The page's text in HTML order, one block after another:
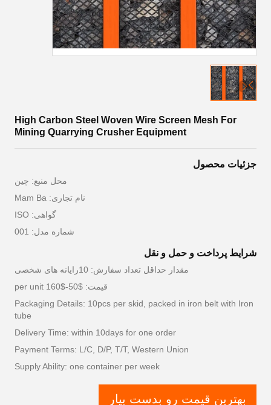
High Carbon Steel Woven Wire Screen Mesh For
Mining Quarrying Crusher Equipment
جزئیات محصول
محل منبع: چين
نام تجاری: Mam Ba
گواهی: ISO
شماره مدل: 001
شرایط پرداخت و حمل و نقل
مقدار حداقل تعداد سفارش: 10رایانه های شخصی
قیمت: $50-$160 per unit
Packaging Details: 10pcs per skid, packed in iron belt with Iron
tube
Delivery Time: within 10days for one order
Payment Terms: L/C, D/P, T/T, Western Union
Supply Ability: one container per week
بهترین قیمت رو بدست بیار